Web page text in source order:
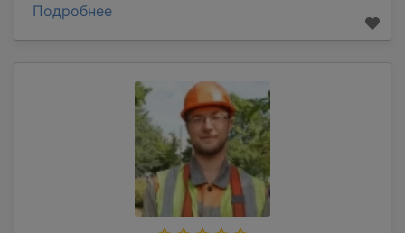
Подробнее